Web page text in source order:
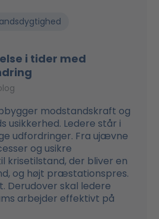
i tider med
modstandskraft og
usikkerhed. Ledere står i
udfordringer. Fra ujævne
og usikre
krisetilstand, der bliver en
og højt præstationspres.
Derudover skal ledere
arbejder effektivt på